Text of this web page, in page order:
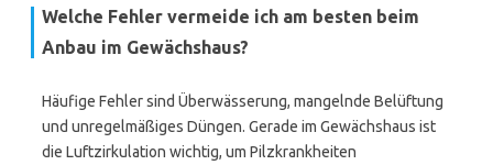
Welche Fehler vermeide ich am besten beim
Anbau im Gewächshaus?
Häufige Fehler sind Überwässerung, mangelnde Belüftung
und unregelmäßiges Düngen. Gerade im Gewächshaus ist
die Luftzirkulation wichtig, um Pilzkrankheiten